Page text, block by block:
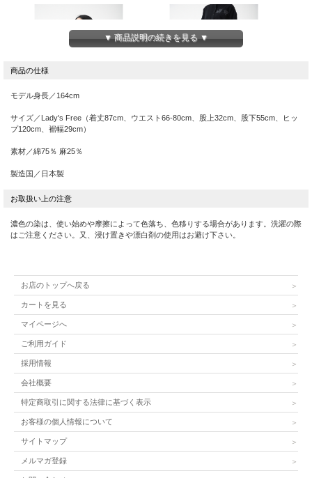
蛙と猫
▼ 商品説明の続きを見る ▼
モデル身長／164cm
サイズ／Lady's Free（着丈87cm、ウエスト66-80cm、股上32cm、股下55cm、ヒッ
プ120cm、裾幅29cm）
素材／綿75％ 麻25％
製造国／日本製
濃色の染は、使い始めや摩擦によって色落ち、色移りする場合があります。洗濯の際
はご注意ください。又、浸け置きや漂白剤の使用はお避け下さい。
お店のトップへ戻る
カートを見る
マイページへ
ご利用ガイド
採用情報
会社概要
特定商取引に関する法律に基づく表示
お客様の個人情報について
サイトマップ
メルマガ登録